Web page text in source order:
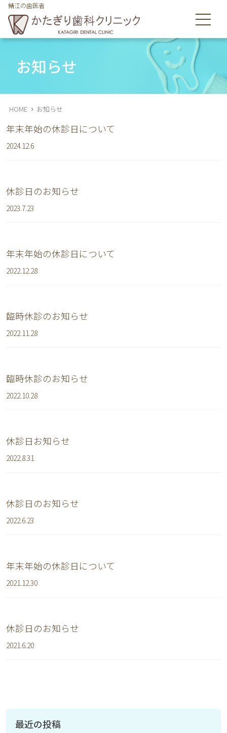
鯖江の歯医者
鯖江市舟津町の歯医者のかたぎり歯科クリニックは皆様の歯を
お知らせ
HOME › お知らせ
年末年始の休診日について
2024.12.6
休診日のお知らせ
2023.7.23
年末年始の休診日について
2022.12.28
臨時休診のお知らせ
2022.11.28
臨時休診のお知らせ
2022.10.28
休診日お知らせ
2022.8.31
休診日のお知らせ
2022.6.23
年末年始の休診日について
2021.12.30
休診日のお知らせ
2021.6.20
最近の投稿